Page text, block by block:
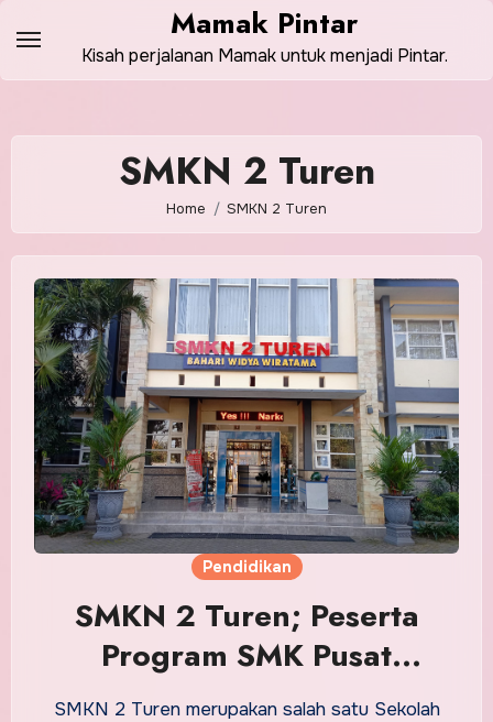
content
Mamak Pintar
Kisah perjalanan Mamak untuk menjadi Pintar.
SMKN 2 Turen
Home SMKN 2 Turen
Pendidikan
SMKN 2 Turen; Peserta
Program SMK Pusat
Keunggulan 2022
SMKN 2 Turen merupakan salah satu Sekolah